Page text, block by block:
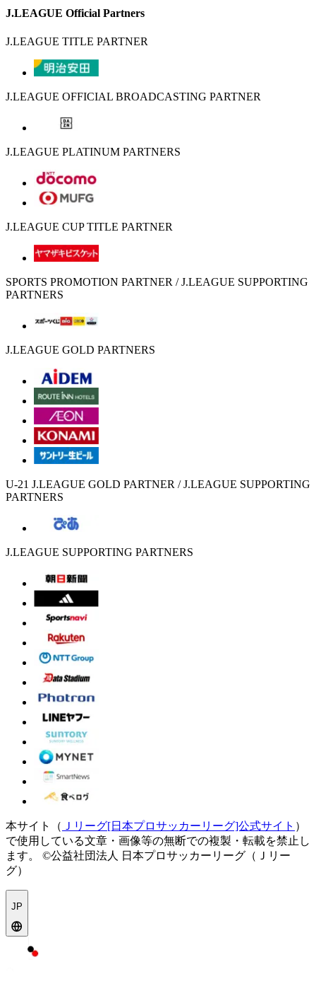
J.LEAGUE Official Partners
J.LEAGUE TITLE PARTNER
J.LEAGUE OFFICIAL BROADCASTING PARTNER
J.LEAGUE PLATINUM PARTNERS
J.LEAGUE CUP TITLE PARTNER
SPORTS PROMOTION PARTNER / J.LEAGUE SUPPORTING
PARTNERS
J.LEAGUE GOLD PARTNERS
U-21 J.LEAGUE GOLD PARTNER / J.LEAGUE SUPPORTING
PARTNERS
J.LEAGUE SUPPORTING PARTNERS
本サイト（ Ｊリーグ[日本プロサッカーリーグ]公式サイト ）
で使用している文章・画像等の無断での複製・転載を禁止し
ます。
©公益社団法人 日本プロサッカーリーグ（Ｊリー
グ）
JP